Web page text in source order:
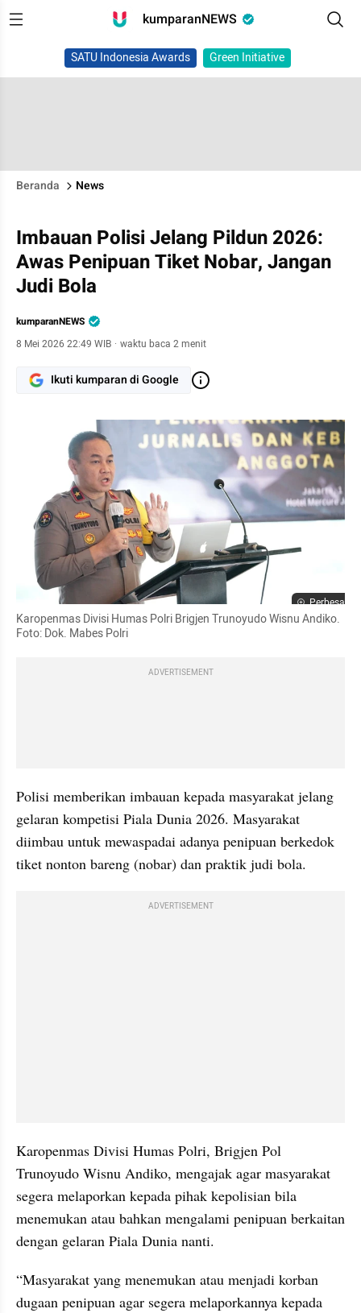
kumparanNEWS
SATU Indonesia Awards Green Initiative
Beranda News
Imbauan Polisi Jelang Pildun 2026:
Awas Penipuan Tiket Nobar, Jangan
Judi Bola
kumparanNEWS
8 Mei 2026 22:49 WIB · waktu baca 2 menit
Ikuti kumparan di Google
Perbesar
Karopenmas Divisi Humas Polri Brigjen Trunoyudo Wisnu Andiko.
Foto: Dok. Mabes Polri
ADVERTISEMENT
Polisi memberikan imbauan kepada masyarakat jelang
gelaran kompetisi Piala Dunia 2026. Masyarakat
diimbau untuk mewaspadai adanya penipuan berkedok
tiket nonton bareng (nobar) dan praktik judi bola.
ADVERTISEMENT
Karopenmas Divisi Humas Polri, Brigjen Pol
Trunoyudo Wisnu Andiko, mengajak agar masyarakat
segera melaporkan kepada pihak kepolisian bila
menemukan atau bahkan mengalami penipuan berkaitan
dengan gelaran Piala Dunia nanti.
“Masyarakat yang menemukan atau menjadi korban
dugaan penipuan agar segera melaporkannya kepada